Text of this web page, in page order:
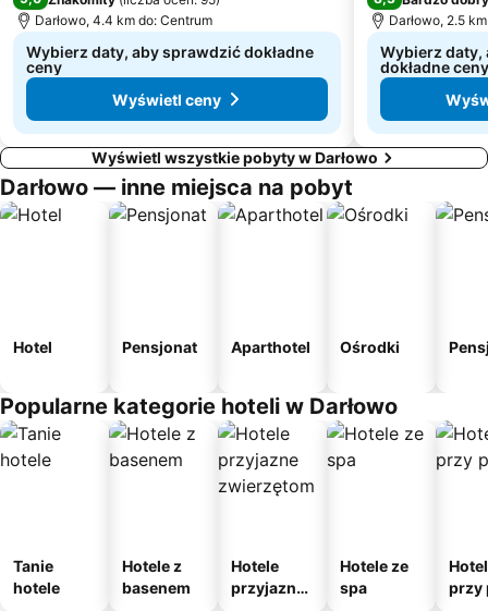
Darłowo, 4.4 km do: Centrum
Wybierz daty, aby sprawdzić dokładne
ceny
Wyświetl ceny
Darłowo, 2.5
Wybierz daty,
dokładne ceny
Wyświetl wszystkie pobyty w Darłowo
Darłowo — inne miejsca na pobyt
Hotel Pensjonat Aparthotel Ośrodki
Popularne kategorie hoteli w Darłowo
Tanie
hotele
Hotele z
basenem
Hotele
przyjazne
Hotele ze
spa
przy